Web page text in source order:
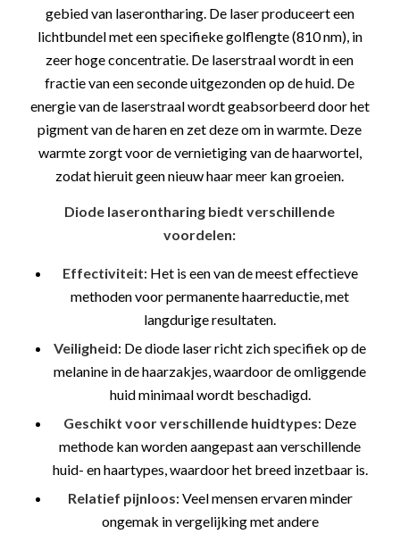
gebied van laserontharing. De laser produceert een
lichtbundel met een specifieke golflengte (810 nm), in
zeer hoge concentratie. De laserstraal wordt in een
fractie van een seconde uitgezonden op de huid. De
energie van de laserstraal wordt geabsorbeerd door het
pigment van de haren en zet deze om in warmte. Deze
warmte zorgt voor de vernietiging van de haarwortel,
zodat hieruit geen nieuw haar meer kan groeien.
Diode laserontharing biedt verschillende
voordelen:
Effectiviteit: Het is een van de meest effectieve
methoden voor permanente haarreductie, met
langdurige resultaten.
Veiligheid: De diode laser richt zich specifiek op de
melanine in de haarzakjes, waardoor de omliggende
huid minimaal wordt beschadigd.
Geschikt voor verschillende huidtypes: Deze
methode kan worden aangepast aan verschillende
huid- en haartypes, waardoor het breed inzetbaar is.
Relatief pijnloos: Veel mensen ervaren minder
ongemak in vergelijking met andere